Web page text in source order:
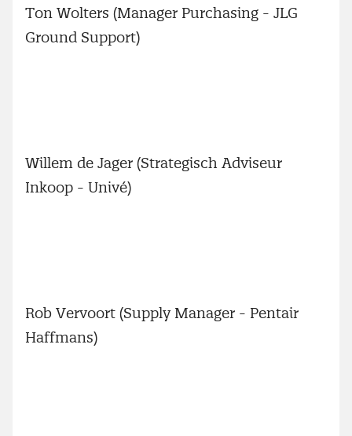
Ton Wolters (Manager Purchasing - JLG
Ground Support)
Willem de Jager (Strategisch Adviseur
Inkoop - Univé)
Rob Vervoort (Supply Manager - Pentair
Haffmans)